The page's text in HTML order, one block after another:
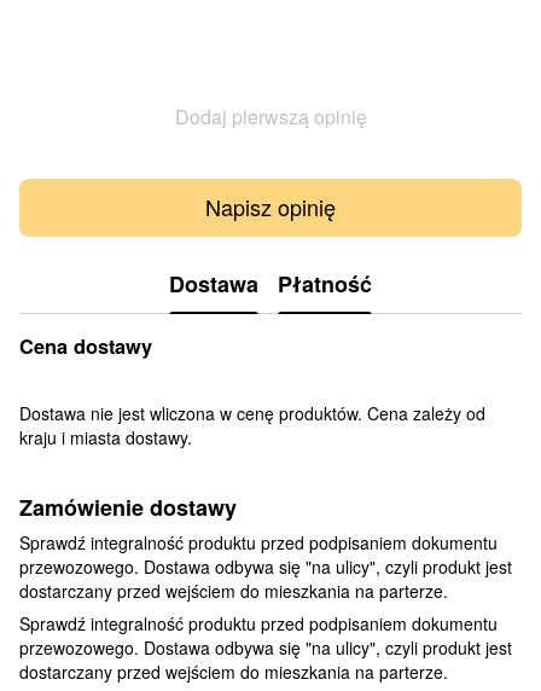
Dodaj pierwszą opinię
Napisz opinię
Dostawa Płatność
Cena dostawy
Dostawa nie jest wliczona w cenę produktów. Cena zależy od
kraju i miasta dostawy.
Zamówienie dostawy
Sprawdź integralność produktu przed podpisaniem dokumentu
przewozowego. Dostawa odbywa się "na ulicy", czyli produkt jest
dostarczany przed wejściem do mieszkania na parterze.
Sprawdź integralność produktu przed podpisaniem dokumentu
przewozowego. Dostawa odbywa się "na ulicy", czyli produkt jest
dostarczany przed wejściem do mieszkania na parterze.